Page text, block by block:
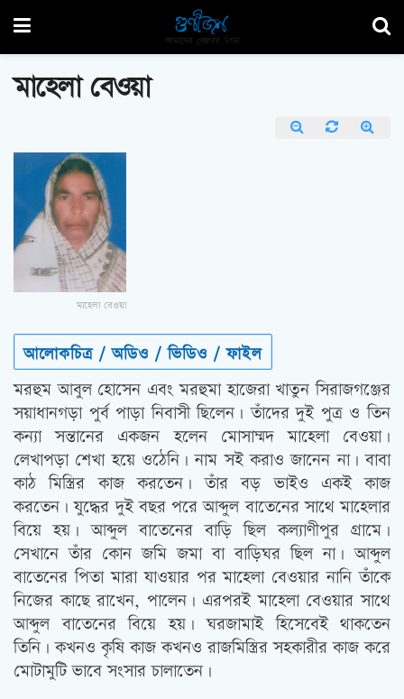
মাহেলা বেওয়া
মাহেলা বেওয়া
আলোকচিত্র / অডিও / ভিডিও / ফাইল
মরহুম আবুল হোসেন এবং মরহুমা হাজেরা খাতুন সিরাজগঞ্জের
সয়াধানগড়া পুর্ব পাড়া নিবাসী ছিলেন। তাঁদের দুই পুত্র ও তিন
কন্যা সন্তানের একজন হলেন মোসাম্মদ মাহেলা বেওয়া।
লেখাপড়া শেখা হয়ে ওঠেনি। নাম সই করাও জানেন না। বাবা
কাঠ মিস্ত্রির কাজ করতেন। তাঁর বড় ভাইও একই কাজ
করতেন। যুদ্ধের দুই বছর পরে আব্দুল বাতেনের সাথে মাহেলার
বিয়ে হয়। আব্দুল বাতেনের বাড়ি ছিল কল্যাণীপুর গ্রামে।
সেখানে তাঁর কোন জমি জমা বা বাড়িঘর ছিল না। আব্দুল
বাতেনের পিতা মারা যাওয়ার পর মাহেলা বেওয়ার নানি তাঁকে
নিজের কাছে রাখেন, পালেন। এরপরই মাহেলা বেওয়ার সাথে
আব্দুল বাতেনের বিয়ে হয়। ঘরজামাই হিসেবেই থাকতেন
তিনি। কখনও কৃষি কাজ কখনও রাজমিস্ত্রির সহকারীর কাজ করে
মোটামুটি ভাবে সংসার চালাতেন।